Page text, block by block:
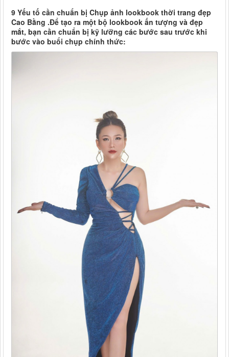
9 Yếu tố cần chuẩn bị Chụp ảnh lookbook thời trang đẹp
Cao Bằng .Để tạo ra một bộ lookbook ấn tượng và đẹp
mắt, bạn cần chuẩn bị kỹ lưỡng các bước sau trước khi
bước vào buổi chụp chính thức: